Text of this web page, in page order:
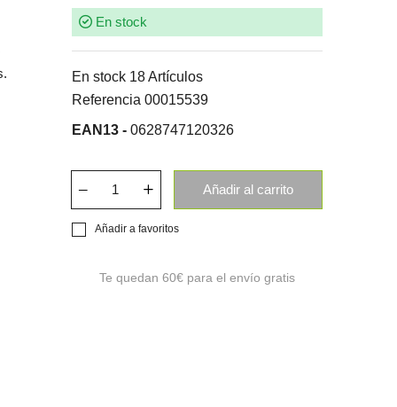
En stock
En stock 18 Artículos
Referencia 00015539
EAN13 - 0628747120326
Añadir al carrito
Añadir a favoritos
Te quedan 60€para el envío gratis